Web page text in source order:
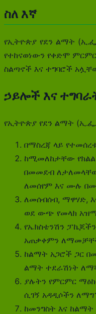
ስለ እኛ
የኢትዮጵያ የደን ልማት
የተከናወነውን የቀድሞ
ስልጣኖች እና ተግባሮች
ኃይሎች እና
የኢትዮጵያ የደን ልማት
በማስረጃ ላይ
ከሚመለከታቸው የክልል
በመመደብ ለታለመላቸው
ለመሰየም እና ሙሉ
ለመሰብሰብ, ማዋሃድ,
ወደ ውጭ የመላክ
የኤክስቴንሽን
አጠቃቀምን
ከልማት አጋሮች ጋር
ልማት ተደራሽነት
ያሉትን የምርምር
ሲገኝ አዳዲሶችን
ከመንግስት እና